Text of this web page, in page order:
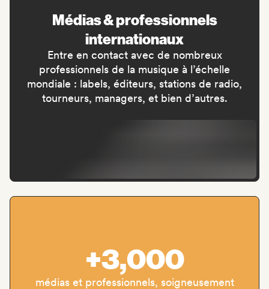
Médias & professionnels
internationaux
Entre en contact avec de nombreux
professionnels de la musique à l’échelle
mondiale : labels, éditeurs, stations de radio,
tourneurs, managers, et bien d’autres.
+3,000
médias et professionnels, soigneusement